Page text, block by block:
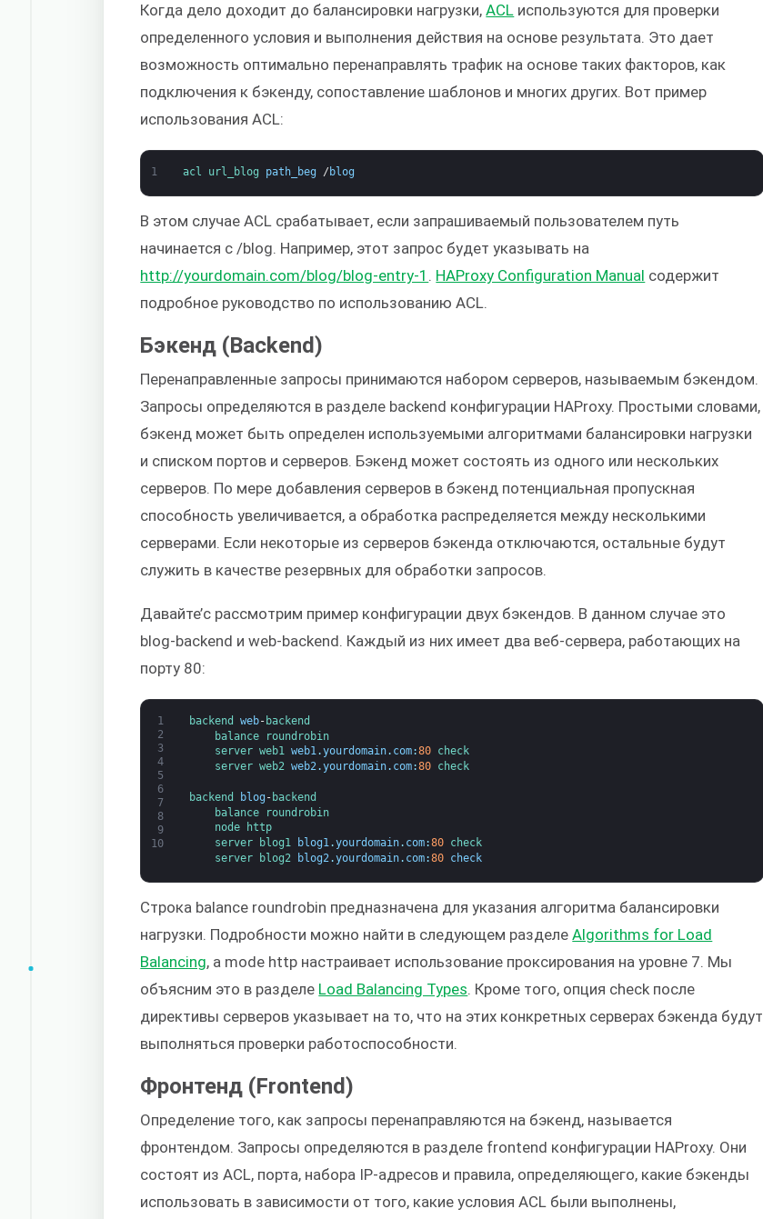
Когда дело доходит до балансировки нагрузки,ACL используются для проверки
определенного условия и выполнения действия на основе результата. Это дает
возможность оптимально перенаправлять трафик на основе таких факторов, как
подключения к бэкенду, сопоставление шаблонов и многих других. Вот пример
использования ACL:
1 acl url_blog path_beg / blog
В этом случае ACL срабатывает, если запрашиваемый пользователем путь
начинается с /blog. Например, этот запрос будет указывать на
http://yourdomain.com/blog/blog-entry-1
HAProxy Configuration Manual содержит
подробное руководство по использованию ACL.
Бэкенд (Backend)
Перенаправленные запросы принимаются набором серверов, называемым бэкендом.
Запросы определяются в разделе backend конфигурации HAProxy. Простыми словами,
бэкенд может быть определен используемыми алгоритмами балансировки нагрузки
и списком портов и серверов. Бэкенд может состоять из одного или нескольких
серверов. По мере добавления серверов в бэкенд потенциальная пропускная
способность увеличивается, а обработка распределяется между несколькими
серверами. Если некоторые из серверов бэкенда отключаются, остальные будут
служить в качестве резервных для обработки запросов.
Давайте’с рассмотрим пример конфигурации двух бэкендов. В данном случае это
blog-backend и web-backend. Каждый из них имеет два веб-сервера, работающих на
порту 80:
1
2
3
4
5
6
7
8
9
10
backend web- backend
balance
roundrobin
server web1 web1.yourdomain. com:80 check
server web2 web2.yourdomain. com:80 check
backend blog - backend
balance
roundrobin
node
http
server
blog1 blog1.yourdomain. com:80 check
server
blog2 blog2.yourdomain. com:80 check
Строка balance roundrobin предназначена для указания алгоритма балансировки
нагрузки. Подробности можно найти в следующем разделеAlgorithms for Load
Balancing, а mode http настраивает использование проксирования на уровне 7. Мы
объясним это в разделе Load Balancing Types . Кроме того, опция check после
директивы серверов указывает на то, что на этих конкретных серверах бэкенда будут
выполняться проверки работоспособности.
Фронтенд (Frontend)
Определение того, как запросы перенаправляются на бэкенд, называется
фронтендом. Запросы определяются в разделе frontend конфигурации HAProxy. Они
состоят из ACL, порта, набора IP-адресов и правила, определяющего, какие бэкенды
использовать в зависимости от того, какие условия ACL были выполнены,